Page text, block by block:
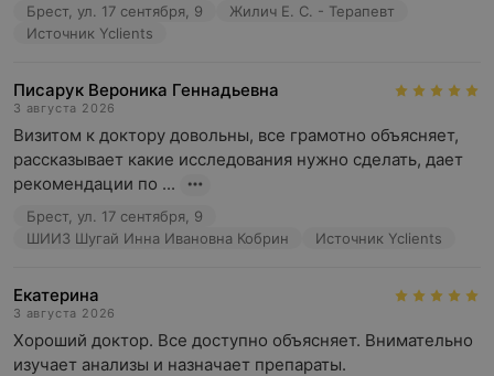
Брест, ул. 17 сентября, 9
Жилич Е. С. - Терапевт
Источник Yclients
Писарук Вероника Геннадьевна
3 августа 2026
Визитом к доктору довольны, все грамотно объясняет,
рассказывает какие исследования нужно сделать, дает
рекомендации по ...
Брест, ул. 17 сентября, 9
ШИИ3 Шугай Инна Ивановна Кобрин
Источник Yclients
Екатерина
3 августа 2026
Хороший доктор. Все доступно объясняет. Внимательно
изучает анализы и назначает препараты.